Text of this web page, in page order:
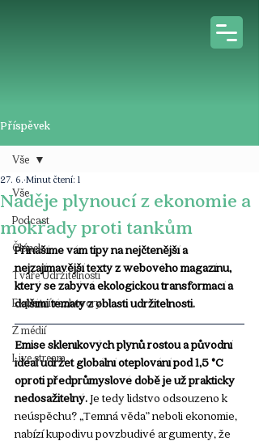
Příspěvek
Vše
Podcast
Článek
Tváře Udržitelnosti
Expertní rozhovory
Z médií
Live stream
Vše
Naděje plynoucí z ekonomie a
mokřady proti tankům
27. 6. Minut čtení: 1
Přinášíme vám tipy na nejčtenější a
nejzajímavější texty z webového magazínu,
který se zabývá ekologickou transformací a
dalšími tématy z oblasti udržitelnosti.
Emise skleníkových plynů rostou a původní
ideál udržet globální oteplování pod 1,5 °C
oproti předprůmyslové době je už prakticky
nedosažitelný. Je tedy lidstvo odsouzeno k
neúspěchu? „Temná věda” neboli ekonomie,
nabízí kupodivu povzbudivé argumenty, že